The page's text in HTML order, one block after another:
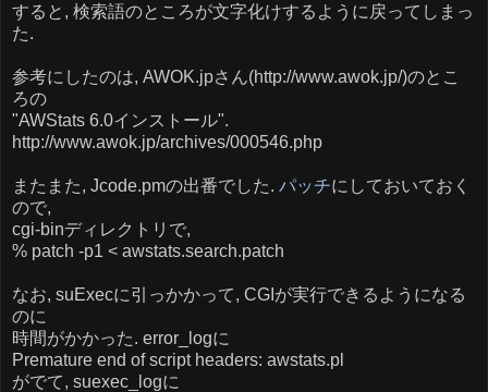
すると, 検索語のところが文字化けするように戻ってしまっ
た.
参考にしたのは, AWOK.jpさん(http://www.awok.jp/)のとこ
ろの
"AWStats 6.0インストール".
http://www.awok.jp/archives/000546.php
またまた, Jcode.pmの出番でした. パッチにしておいておく
ので,
cgi-binディレクトリで,
% patch -p1 < awstats.search.patch
なお, suExecに引っかかって, CGIが実行できるようになる
のに
時間がかかった. error_logに
Premature end of script headers: awstats.pl
がでて, suexec_logに